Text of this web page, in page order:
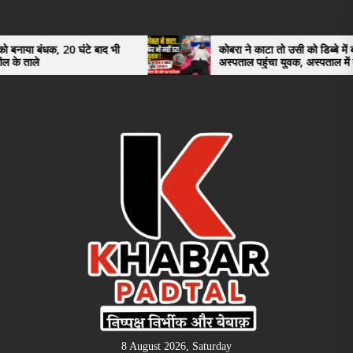
the
content
घंटे बाद भी
कोबरा ने काटा तो उसी को डिब्बे में बंद कर
अस्पताल पहुंचा युवक, अस्पताल में देखकर डॉक्टर
भी रह गए हैरान
8 August 2026, Saturday